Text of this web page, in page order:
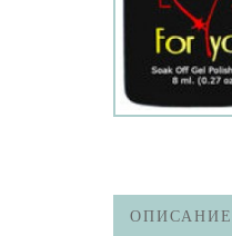
ОПИСАНИЕ